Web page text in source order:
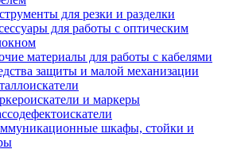
для резки и разделки
для работы с оптическим
материалы для работы с кабелями
защиты и малой механизации
и маркеры